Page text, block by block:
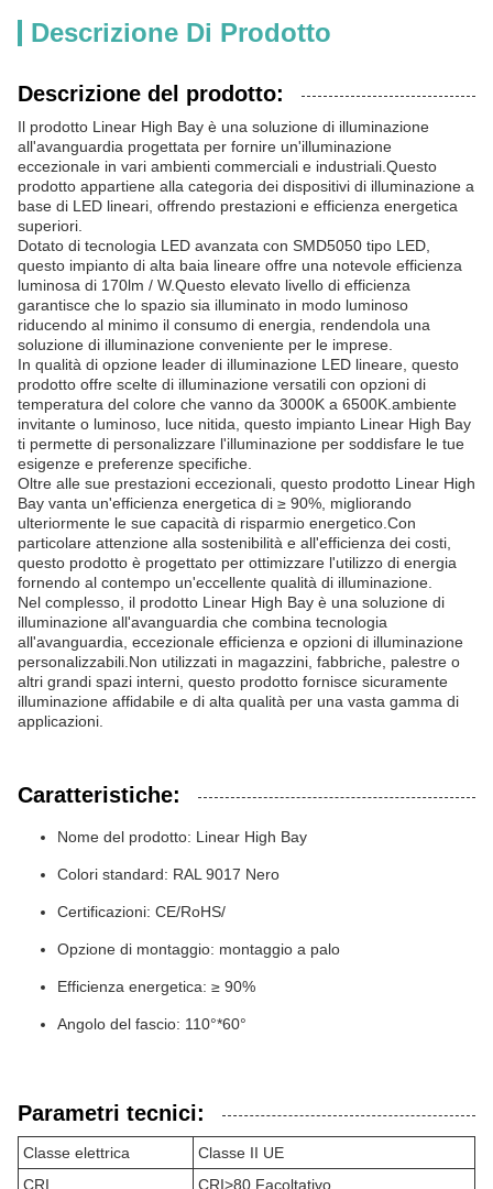
Descrizione Di Prodotto
Descrizione del prodotto:
Il prodotto Linear High Bay è una soluzione di illuminazione
all'avanguardia progettata per fornire un'illuminazione
eccezionale in vari ambienti commerciali e industriali.Questo
prodotto appartiene alla categoria dei dispositivi di illuminazione a
base di LED lineari, offrendo prestazioni e efficienza energetica
superiori.
Dotato di tecnologia LED avanzata con SMD5050 tipo LED,
questo impianto di alta baia lineare offre una notevole efficienza
luminosa di 170lm / W.Questo elevato livello di efficienza
garantisce che lo spazio sia illuminato in modo luminoso
riducendo al minimo il consumo di energia, rendendola una
soluzione di illuminazione conveniente per le imprese.
In qualità di opzione leader di illuminazione LED lineare, questo
prodotto offre scelte di illuminazione versatili con opzioni di
temperatura del colore che vanno da 3000K a 6500K.ambiente
invitante o luminoso, luce nitida, questo impianto Linear High Bay
ti permette di personalizzare l'illuminazione per soddisfare le tue
esigenze e preferenze specifiche.
Oltre alle sue prestazioni eccezionali, questo prodotto Linear High
Bay vanta un'efficienza energetica di ≥ 90%, migliorando
ulteriormente le sue capacità di risparmio energetico.Con
particolare attenzione alla sostenibilità e all'efficienza dei costi,
questo prodotto è progettato per ottimizzare l'utilizzo di energia
fornendo al contempo un'eccellente qualità di illuminazione.
Nel complesso, il prodotto Linear High Bay è una soluzione di
illuminazione all'avanguardia che combina tecnologia
all'avanguardia, eccezionale efficienza e opzioni di illuminazione
personalizzabili.Non utilizzati in magazzini, fabbriche, palestre o
altri grandi spazi interni, questo prodotto fornisce sicuramente
illuminazione affidabile e di alta qualità per una vasta gamma di
applicazioni.
Caratteristiche:
Nome del prodotto: Linear High Bay
Colori standard: RAL 9017 Nero
Certificazioni: CE/RoHS/
Opzione di montaggio: montaggio a palo
Efficienza energetica: ≥ 90%
Angolo del fascio: 110°*60°
Parametri tecnici:
Classe elettrica
Classe II UE
CRI
CRI>80 Facoltativo